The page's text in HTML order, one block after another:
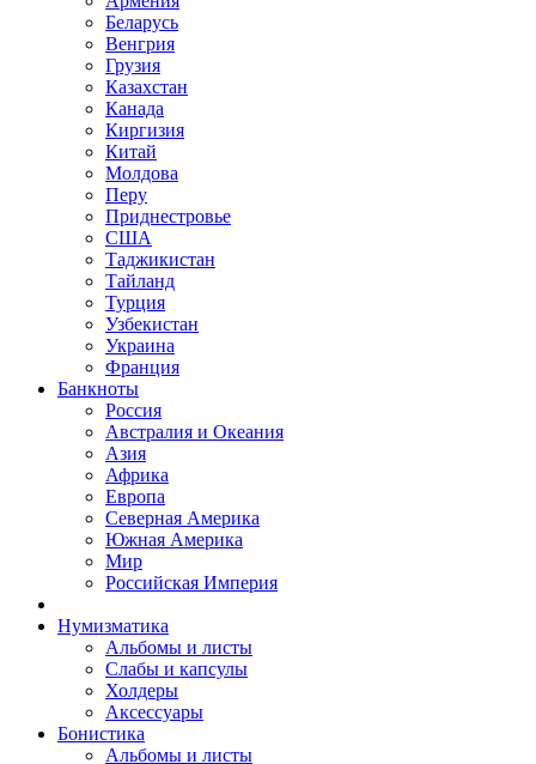
Беларусь
Венгрия
Грузия
Казахстан
Канада
Киргизия
Китай
Молдова
Перу
Приднестровье
США
Таджикистан
Тайланд
Турция
Узбекистан
Украина
Франция
Банкноты
Россия
Австралия и Океания
Азия
Африка
Европа
Северная Америка
Южная Америка
Мир
Российская Империя
Нумизматика
Альбомы и листы
Слабы и капсулы
Холдеры
Аксессуары
Бонистика
Альбомы и листы